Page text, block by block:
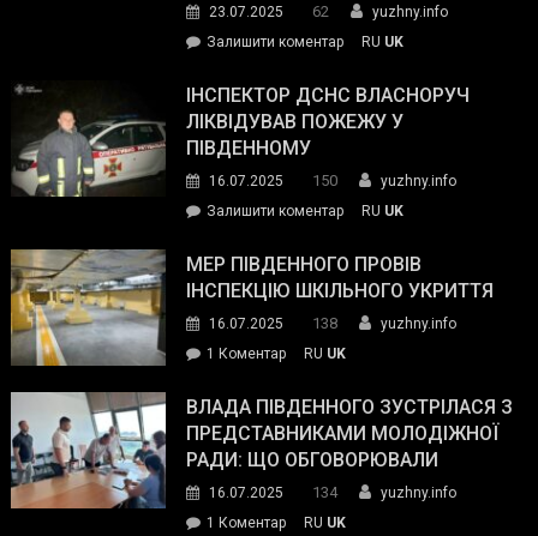
гуманітарну
допомогу
23.07.2025 62
yuzhny.info
Залишити коментарon
провів
нараду
силових
та
органів:
«Наш
спільний
окупанти.
Маємо
діяти
команда
RU UK
ІНСПЕКТОР ДСНС ВЛАСНОРУЧ
ЛІКВІДУВАВ ПОЖЕЖУ У
ПІВДЕННОМУ
16.07.2025 150
yuzhny.info
Залишити коментарon
ДСНС
власноруч
пожежу
у
RU UK
МЕР ПІВДЕННОГО ПРОВІВ
ІНСПЕКЦІЮ ШКІЛЬНОГО УКРИТТЯ
16.07.2025 138
yuzhny.info
1 Коментардо
Південного
провів
інспекцію
укриття
RU UK
ВЛАДА ПІВДЕННОГО ЗУСТРІЛАСЯ З
ПРЕДСТАВНИКАМИ МОЛОДІЖНОЇ
РАДИ: ЩО ОБГОВОРЮВАЛИ
16.07.2025 134
yuzhny.info
1 Коментардо RU UK